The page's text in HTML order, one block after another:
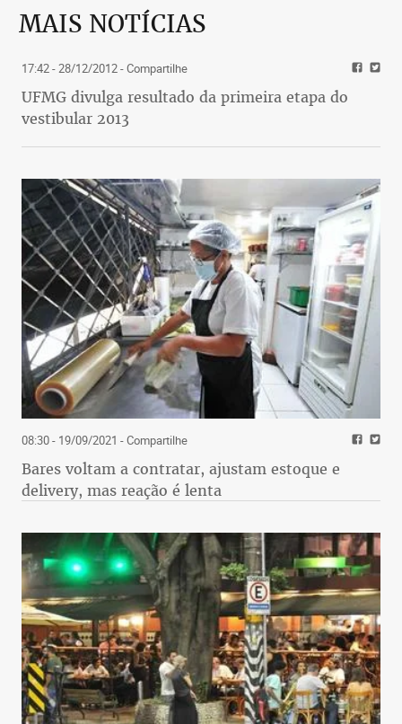
MAIS NOTÍCIAS
17:42 - 28/12/2012- Compartilhe
UFMG divulga resultado da primeira etapa do
vestibular 2013
08:30 - 19/09/2021 - Compartilhe
Bares voltam a contratar, ajustam estoque e
delivery, mas reação é lenta